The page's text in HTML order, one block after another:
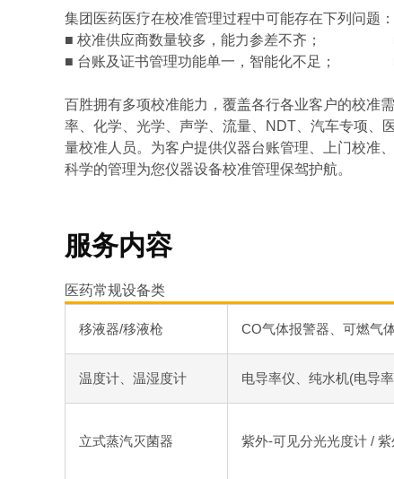
集团医药医疗在校准管理过程中可能存在下列问题：
■ 校准供应商数量较多，能力参差不齐； ■
■ 台账及证书管理功能单一，智能化不足； ■
百胜拥有多项校准能力，覆盖各行各业客户的校准
率、化学、光学、声学、流量、NDT、汽车专项、
量校准人员。为客户提供仪器台账管理、上门校准
科学的管理为您仪器设备校准管理保驾护航。
服务内容
医药常规设备类
移液器/移液枪 CO气体报警器、可燃气
温度计、温湿度计 电导率仪、纯水机(电导
立式蒸汽灭菌器 紫外-可见分光光度计 /